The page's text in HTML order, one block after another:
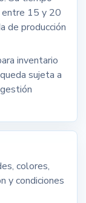
entre 15 y 20
de producción
inventario
sujeta a
colores,
y condiciones